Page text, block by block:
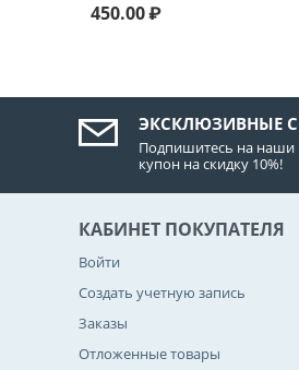
450.00₽
ЭКСКЛЮЗИВНЫЕ
Подпишитесь на наши
купон на скидку 10%!
КАБИНЕТ ПОКУПАТЕЛЯ
Войти
Создать учетную запись
Заказы
Отложенные товары